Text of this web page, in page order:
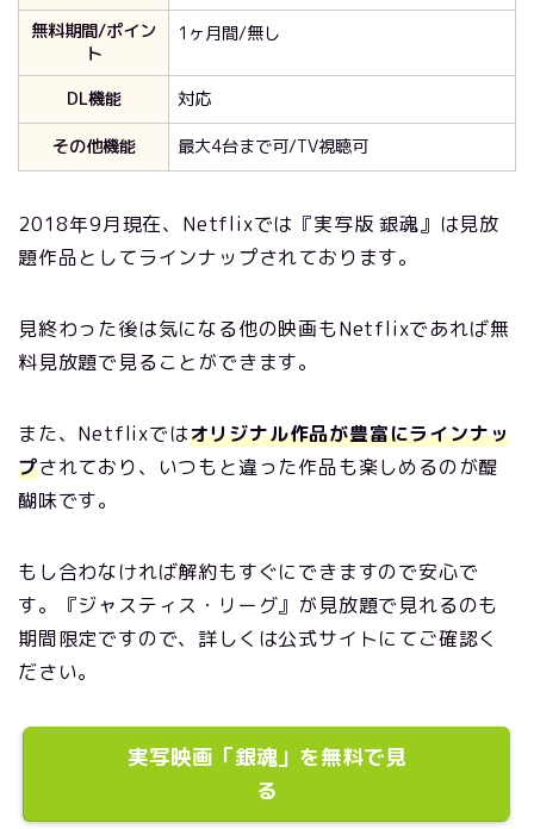
無料期間/ポイン
ト
1ヶ月間/無し
DL機能
対応
その他機能
最大4台まで可/TV視聴可
2018年9月現在、Netflixでは『実写版 銀魂』は見放
題作品としてラインナップされております。
見終わった後は気になる他の映画もNetflixであれば無
料見放題で見ることができます。
また、Netflixではオリジナル作品が豊富にラインナッ
プされており、いつもと違った作品も楽しめるのが醍
醐味です。
もし合わなければ解約もすぐにできますので安心で
す。『ジャスティス・リーグ』が見放題で見れるのも
期間限定ですので、詳しくは公式サイトにてご確認く
ださい。
実写映画「銀魂」を無料で見
る